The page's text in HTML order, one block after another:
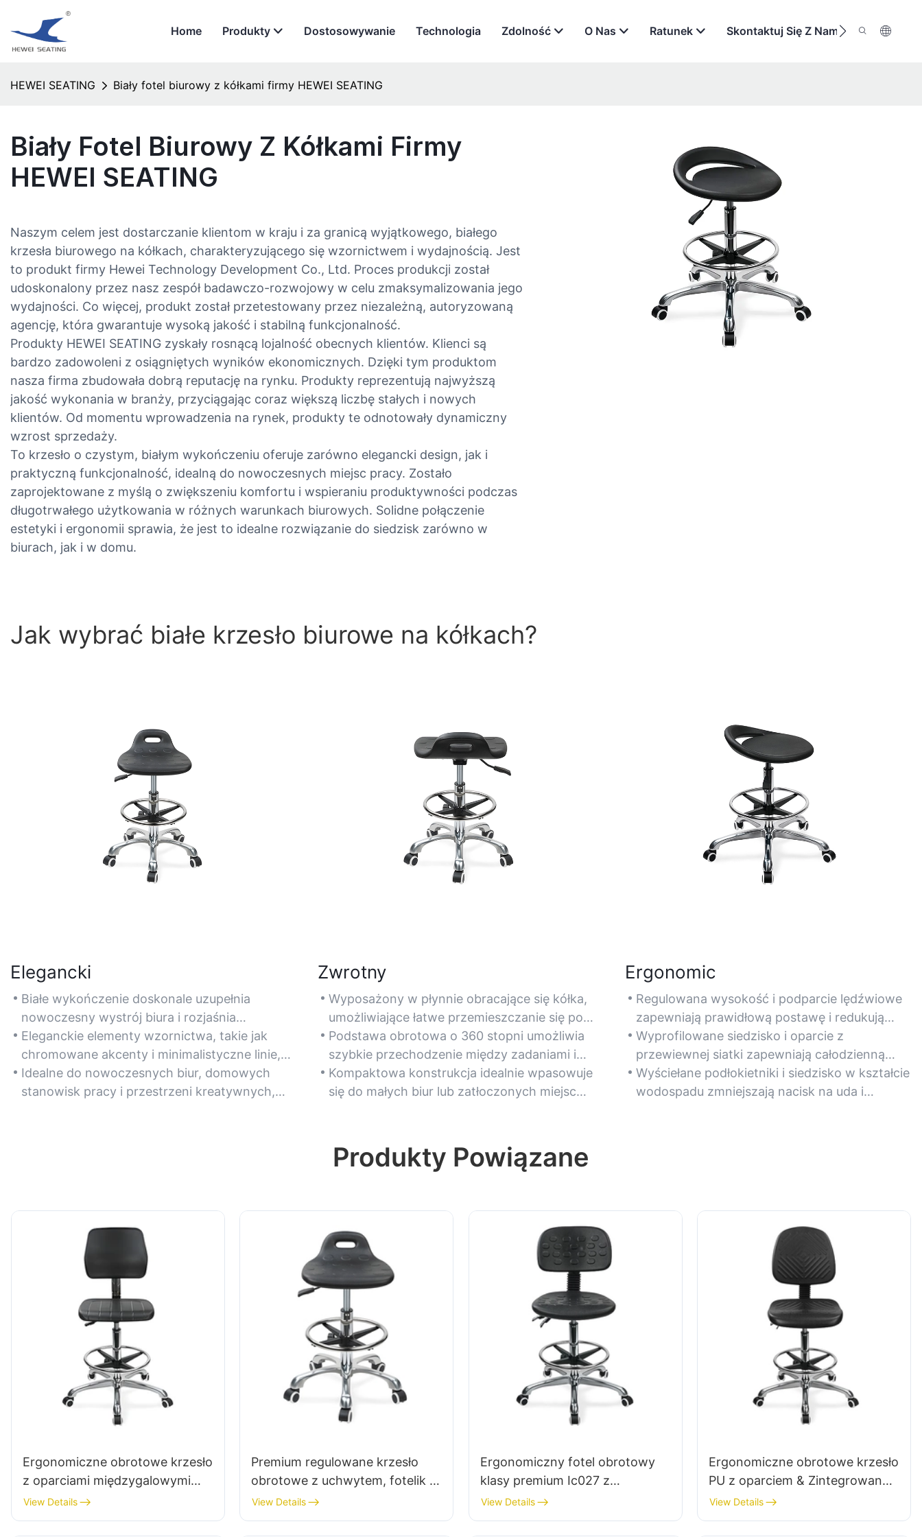
Home Produkty Dostosowywanie Technologia Zdolność O Nas Ratunek Skontaktuj Się Z Nami
HEWEI SEATING Biały fotel biurowy z kółkami firmy HEWEI SEATING
Biały Fotel Biurowy Z Kółkami Firmy
HEWEI SEATING
Naszym celem jest dostarczanie klientom w kraju i za granicą wyjątkowego, białego
krzesła biurowego na kółkach, charakteryzującego się wzornictwem i wydajnością. Jest
to produkt firmy Hewei Technology Development Co., Ltd. Proces produkcji został
udoskonalony przez nasz zespół badawczo-rozwojowy w celu zmaksymalizowania jego
wydajności. Co więcej, produkt został przetestowany przez niezależną, autoryzowaną
agencję, która gwarantuje wysoką jakość i stabilną funkcjonalność.
Produkty HEWEI SEATING zyskały rosnącą lojalność obecnych klientów. Klienci są
bardzo zadowoleni z osiągniętych wyników ekonomicznych. Dzięki tym produktom
nasza firma zbudowała dobrą reputację na rynku. Produkty reprezentują najwyższą
jakość wykonania w branży, przyciągając coraz większą liczbę stałych i nowych
klientów. Od momentu wprowadzenia na rynek, produkty te odnotowały dynamiczny
wzrost sprzedaży.
To krzesło o czystym, białym wykończeniu oferuje zarówno elegancki design, jak i
praktyczną funkcjonalność, idealną do nowoczesnych miejsc pracy. Zostało
zaprojektowane z myślą o zwiększeniu komfortu i wspieraniu produktywności podczas
długotrwałego użytkowania w różnych warunkach biurowych. Solidne połączenie
estetyki i ergonomii sprawia, że ​​jest to idealne rozwiązanie do siedzisk zarówno w
biurach, jak i w domu.
Jak wybrać białe krzesło biurowe na kółkach?
Elegancki
Białe wykończenie doskonale uzupełnia
nowoczesny wystrój biura i rozjaśnia
przestrzeń roboczą, nadając jej czysty i
profesjonalny wygląd.
Eleganckie elementy wzornictwa, takie jak
chromowane akcenty i minimalistyczne linie,
zwiększają atrakcyjność wizualną bez
uszczerbku dla funkcjonalności.
Idealne do nowoczesnych biur, domowych
stanowisk pracy i przestrzeni kreatywnych,
Zwrotny
Wyposażony w płynnie obracające się kółka,
umożliwiające łatwe przemieszczanie się po
podłogach z twardego drewna, dywanach lub
kafelkach.
Podstawa obrotowa o 360 stopni umożliwia
szybkie przechodzenie między zadaniami i
łatwy dostęp do otaczających je obszarów
roboczych.
Kompaktowa konstrukcja idealnie wpasowuje
się do małych biur lub zatłoczonych miejsc
Ergonomic
Regulowana wysokość i podparcie lędźwiowe
zapewniają prawidłową postawę i redukują
obciążenie podczas dłuższego użytkowania.
Wyprofilowane siedzisko i oparcie z
przewiewnej siatki zapewniają całodzienną
wygodę podczas pracy przy biurku.
Wyściełane podłokietniki i siedzisko w kształcie
wodospadu zmniejszają nacisk na uda i
Produkty Powiązane
Ergonomiczne obrotowe krzesło
z oparciami międzygalowymi
fotelem piankowym & ESD
Science Lab Stool-Stool-
View Details
Premium regulowane krzesło
obrotowe z uchwytem, ​​fotelik z
pianką międzygałów & PU Lab
Stool Projekt wysokości Ring
View Details
Ergonomiczny fotel obrotowy
klasy premium Ic027 z
regulowanym oparciem z
poliuretanu, siedziskiem o
View Details
Ergonomiczne obrotowe krzesło
PU z oparciem & Zintegrowane
piankowe fotele zarejestrowane
pod względem
View Details